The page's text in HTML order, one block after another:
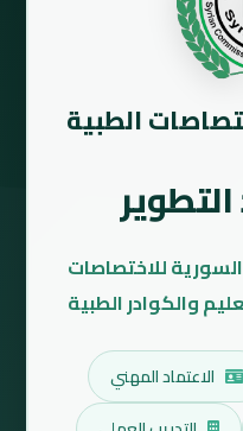
الطبية
للاختصاصات
والكوادر الطبية
الاعتماد المهني